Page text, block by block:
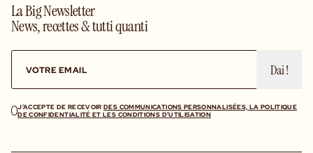
La Big Newsletter
News, recettes & tutti quanti
Dai !
J’ACCEPTE DE RECEVOIRDES COMMUNICATIONS PERSONNALISÉES, LA POLITIQUE
DE CONFIDENTIALITÉ ET LES CONDITIONS D’UTILISATION